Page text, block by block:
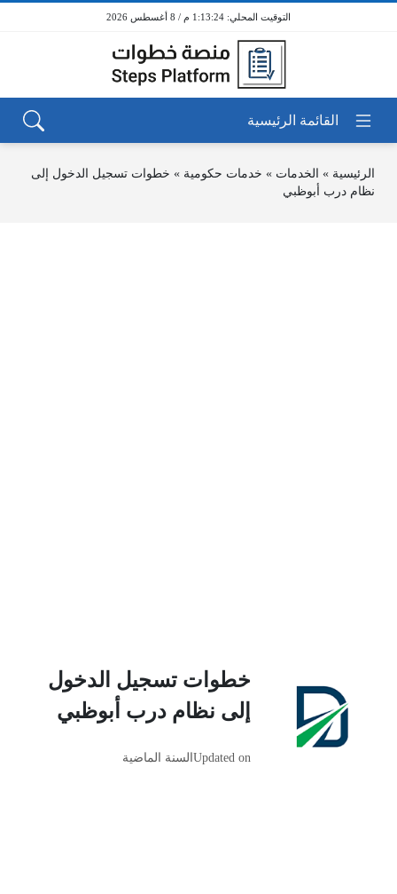
1:13:24 م / 8 أغسطس 2026
الرئيسية » الخدمات » خدمات حكومية » خطوات تسجيل الدخول إلى
نظام درب أبوظبي
خطوات تسجيل الدخول
إلى نظام درب أبوظبي
Updated onالسنة الماضية